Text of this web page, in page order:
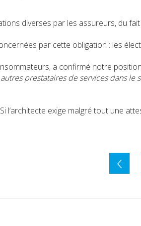
diverses par les assureurs, du
par cette obligation : les
a confirmé notre
prestataires de services dans
l’architecte exige malgré tout une